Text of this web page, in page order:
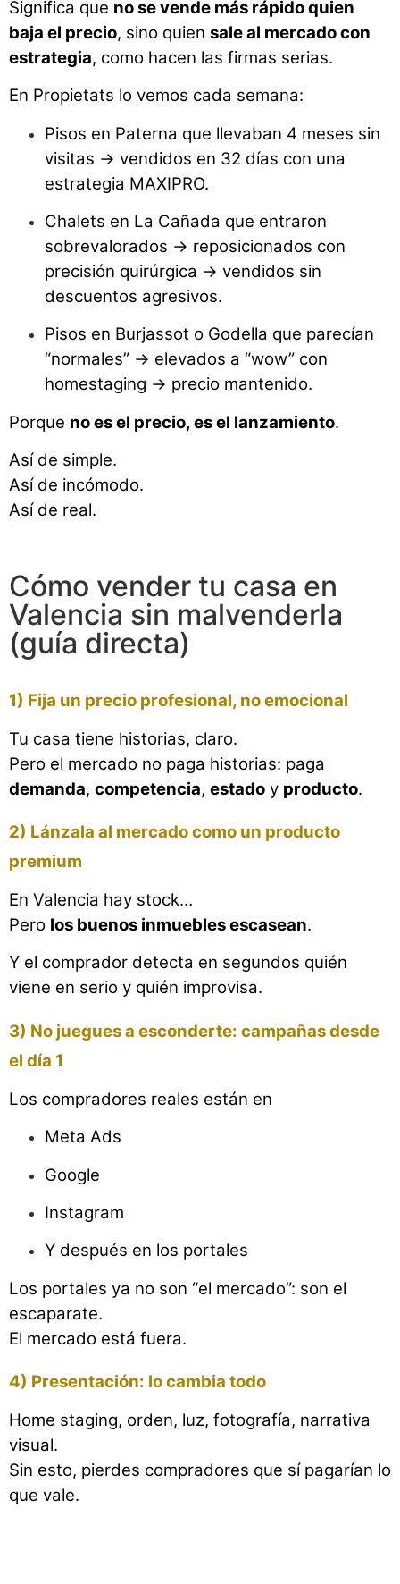
Significa que no se vende más rápido quien
baja el precio, sino quien sale al mercado con
estrategia, como hacen las firmas serias.
En Propietats lo vemos cada semana:
Pisos en Paterna que llevaban 4 meses sin
visitas → vendidos en 32 días con una
estrategia MAXIPRO.
Chalets en La Cañada que entraron
sobrevalorados → reposicionados con
precisión quirúrgica → vendidos sin
descuentos agresivos.
Pisos en Burjassot o Godella que parecían
“normales” → elevados a “wow” con
homestaging → precio mantenido.
Porque no es el precio, es el lanzamiento.
Así de simple.
Así de incómodo.
Así de real.
Cómo vender tu casa en
Valencia sin malvenderla
(guía directa)
1) Fija un precio profesional, no emocional
Tu casa tiene historias, claro.
Pero el mercado no paga historias: paga
demanda, competencia, estado y producto.
2) Lánzala al mercado como un producto
premium
En Valencia hay stock…
Pero los buenos inmuebles escasean.
Y el comprador detecta en segundos quién
viene en serio y quién improvisa.
3) No juegues a esconderte: campañas desde
el día 1
Los compradores reales están en
Meta Ads
Google
Instagram
Y después en los portales
Los portales ya no son “el mercado”: son el
escaparate.
El mercado está fuera.
4) Presentación: lo cambia todo
Home staging, orden, luz, fotografía, narrativa
visual.
Sin esto, pierdes compradores que sí pagarían lo
que vale.